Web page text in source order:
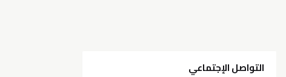
التواصل الإجتماعي